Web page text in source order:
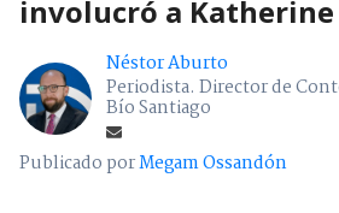
involucró a
Néstor Aburto
Periodista. Director de
Bío Santiago
Publicado porMegam Ossandón